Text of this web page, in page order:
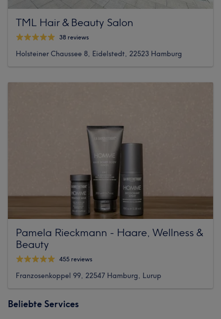
TML Hair & Beauty Salon
38 reviews
Holsteiner Chaussee 8, Eidelstedt, 22523 Hamburg
Pamela Rieckmann - Haare, Wellness &
Beauty
455 reviews
Franzosenkoppel 99, 22547 Hamburg, Lurup
Beliebte Services